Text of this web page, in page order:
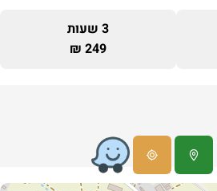
3 שעות
249 ₪